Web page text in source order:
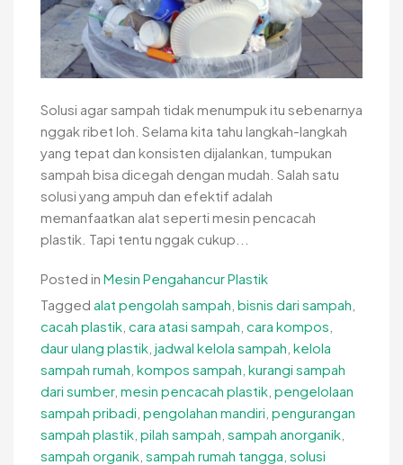
Solusi agar sampah tidak menumpuk itu sebenarnya
nggak ribet loh. Selama kita tahu langkah-langkah
yang tepat dan konsisten dijalankan, tumpukan
sampah bisa dicegah dengan mudah. Salah satu
solusi yang ampuh dan efektif adalah
memanfaatkan alat seperti mesin pencacah
plastik. Tapi tentu nggak cukup...
Posted in Mesin Pengahancur Plastik
Tagged alat pengolah sampah bisnis dari sampah
cacah plastik cara atasi sampah cara kompos
daur ulang plastik jadwal kelola sampah kelola
sampah rumah kompos sampah kurangi sampah
dari sumber, mesin pencacah plastik pengelolaan
sampah pribadi pengolahan mandiri pengurangan
sampah plastik pilah sampah sampah anorganik
sampah organik sampah rumah tangga solusi